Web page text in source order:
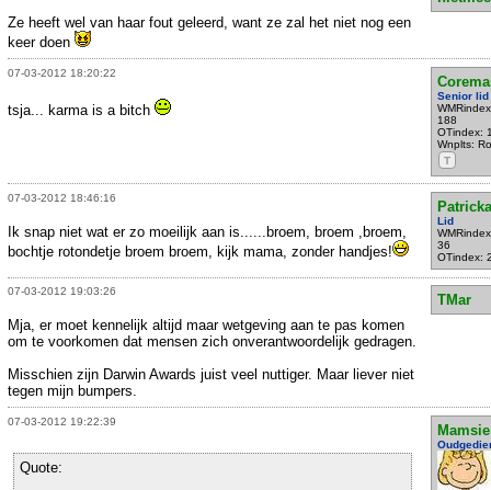
Ze heeft wel van haar fout geleerd, want ze zal het niet nog een
keer doen
07-03-2012 18:20:22
Senior lid
188
OTindex:
Wnplts:
T
tsja... karma is a bitch
07-03-2012 18:46:16
Lid
36
OTindex:
Ik snap niet wat er zo moeilijk aan is......broem, broem ,broem,
bochtje rotondetje broem broem, kijk mama, zonder handjes!
07-03-2012 19:03:26
TMar
Mja, er moet kennelijk altijd maar wetgeving aan te pas komen
om te voorkomen dat mensen zich onverantwoordelijk gedragen.
Misschien zijn Darwin Awards juist veel nuttiger. Maar liever niet
tegen mijn bumpers.
07-03-2012 19:22:39
Mamsie
Quote: